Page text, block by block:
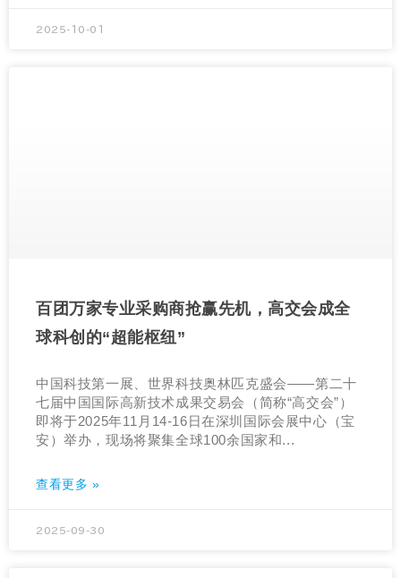
2025-10-01
百团万家专业采购商抢赢先机，高交会成全
球科创的“超能枢纽”
中国科技第一展、世界科技奥林匹克盛会——第二十
七届中国国际高新技术成果交易会（简称“高交会”）
即将于2025年11月14-16日在深圳国际会展中心（宝
安）举办，现场将聚集全球100余国家和...
查看更多 »
2025-09-30